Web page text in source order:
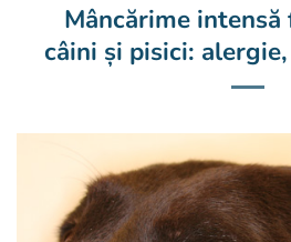
Mâncărime
câini și pisici: